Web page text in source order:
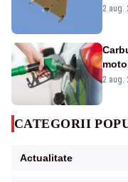
2 aug.
2 aug.
CATEGORII
Actualitate